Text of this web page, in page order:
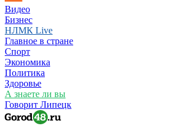
Видео
Бизнес
НЛМК Live
Главное в стране
Спорт
Экономика
Политика
Здоровье
А знаете ли вы
Говорит Липецк